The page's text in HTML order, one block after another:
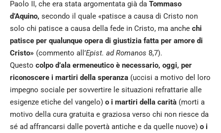
Paolo II, che era stata argomentata già da Tommaso
d’Aquino, secondo il quale «patisce a causa di Cristo non
solo chi patisce a causa della fede in Cristo, ma anche chi
patisce per qualunque opera di giustizia fatta per amore di
Cristo» (commento all’Epist. ad Romanos 8,7).
Questo colpo d’ala ermeneutico è necessario, oggi, per
riconoscere i martiri della speranza (uccisi a motivo del loro
impegno sociale per sovvertire le situazioni refrattarie alle
esigenze etiche del vangelo) o i martiri della carità (morti a
motivo della cura gratuita e graziosa verso chi non riesce da
sé ad affrancarsi dalle povertà antiche e da quelle nuove) o i